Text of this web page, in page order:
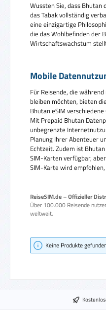
Wussten Sie, dass Bhutan
das Tabak vollständig
eine einzigartige
die das Wohlbefinden der
Wirtschaftswachstum
Mobile
Für Reisende, die
bleiben möchten, bieten
Bhutan eSIM
Mit Prepaid Bhutan
unbegrenzte
Planung Ihrer Abenteuer
Echtzeit. Zudem ist
SIM-Karten verfügbar,
SIM-Karte wird
ReiseSIM.de – Offizieller
Über 100.000 Reisende
weltweit.
Keine Produkte